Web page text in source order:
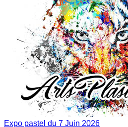
Expo pastel du 7 Juin 2026